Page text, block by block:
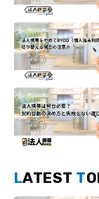
LATEST T